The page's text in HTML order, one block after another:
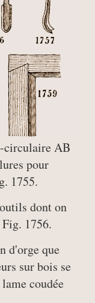
circulaire AB
pour
1755.
dont on
1756.
d'orge que
sur bois se
coudée